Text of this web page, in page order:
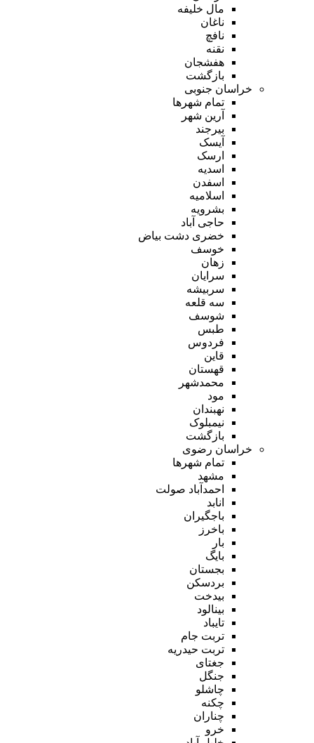
مال خلیفه
ناغان
نافچ
نقنه
هفشجان
بازگشت
خراسان جنوبی
تمام شهر‌ها
آرین شهر
بیرجند
آیسک
ارسک
اسدیه
اسفدن
اسلامیه
بشرویه
حاجی آباد
خضری دشت بیاض
خوسف
زهان
سرایان
سربیشه
سه قلعه
شوسف
طبس
فردوس
قاین
قهستان
محمدشهر
مود
نهبندان
نیمبلوک
بازگشت
خراسان رضوی
تمام شهر‌ها
مشهد
احمدآباد صولت
انابد
باجگیران
باخرز
بار
بایگ
بجستان
بردسکن
بیدخت
بینالود
تایباد
تربت جام
تربت حیدریه
جغتای
جنگل
چاشلو
چکنه
چناران
خرو